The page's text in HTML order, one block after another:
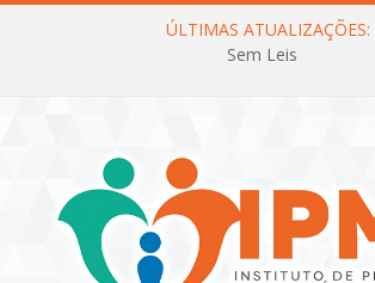
ÚLTIMAS ATUALIZAÇÕES:
Sem Leis